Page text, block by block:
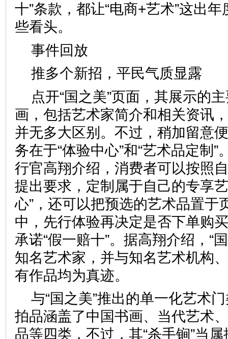
十”条款，都让“电商+艺术”这出
些看头。
事件回放
推多个新招，平民气质显
点开“国之美”页面，其展示的
画，包括艺术家简介和相关资讯
并无多大区别。不过，稍加留意
务在于“体验中心”和“艺术品定制
行官高翔介绍，消费者可以按照
提出要求，定制属于自己的专享
心”，还可以把预选的艺术品置于
中，先行体验再决定是否下单购
承诺“假一赔十”。据高翔介绍，“
知名艺术家，并与知名艺术机构
有作品均为真迹。
与“国之美”推出的单一化艺术
拍品涵盖了中国书画、当代艺术
品等四类，不过，其“杀手锏”当属